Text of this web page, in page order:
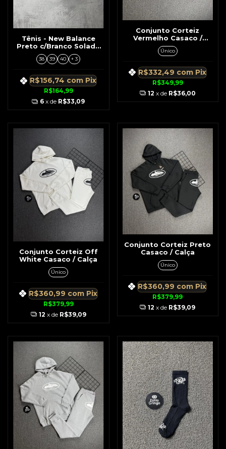
Tênis - New Balance
Preto c/Branco Solado
Creme
38 39 40 + 3
R$164,99
R$156,74 com Pix
6 x de R$33,09
Conjunto Corteiz
Vermelho Casaco /
Short
Único
R$349,99
R$332,49 com Pix
12 x de R$36,00
Conjunto Corteiz Off
White Casaco / Calça
Único
R$379,99
R$360,99 com Pix
12 x de R$39,09
Conjunto Corteiz Preto
Casaco / Calça
Único
R$379,99
R$360,99 com Pix
12 x de R$39,09